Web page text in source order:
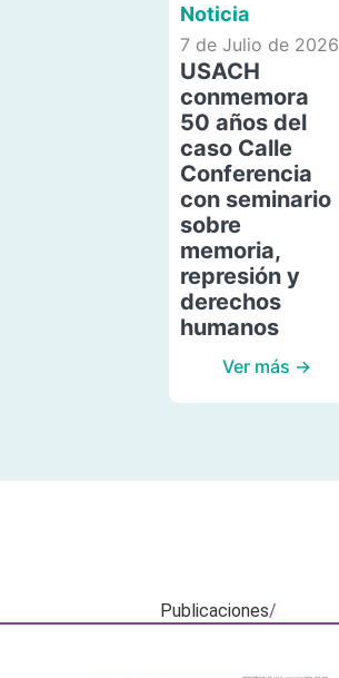
Noticia
7 de Julio de 2026
USACH
conmemora
50 años del
caso Calle
Conferencia
con seminario
sobre
memoria,
represión y
derechos
humanos
Ver más →
Publicaciones/